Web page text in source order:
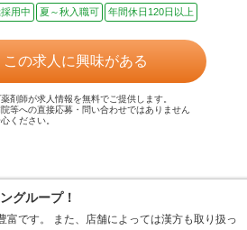
用中 夏～秋入職可 年間休日120日以上
この求人に興味がある
剤師が求人情報を無料でご提供します。
等への直接応募・問い合わせではありません
ください。
グループ！
です。 また、店舗によっては漢方も取り扱っ